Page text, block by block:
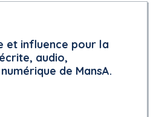
et influence pour la
audio,
de MansA.